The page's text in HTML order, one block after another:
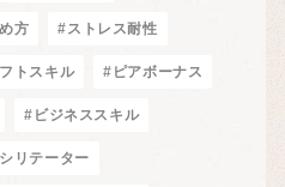
方 #ストレス耐性
トスキル #ピアボーナス
#ビジネススキル
リテーター